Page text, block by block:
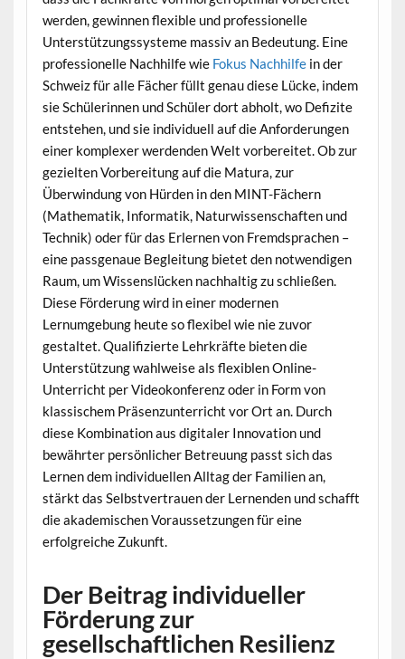
werden, gewinnen flexible und professionelle
Unterstützungssysteme massiv an Bedeutung. Eine
professionelle Nachhilfe wie Fokus Nachhilfein der
Schweiz für alle Fächer füllt genau diese Lücke, indem
sie Schülerinnen und Schüler dort abholt, wo Defizite
entstehen, und sie individuell auf die Anforderungen
einer komplexer werdenden Welt vorbereitet. Ob zur
gezielten Vorbereitung auf die Matura, zur
Überwindung von Hürden in den MINT-Fächern
(Mathematik, Informatik, Naturwissenschaften und
Technik) oder für das Erlernen von Fremdsprachen –
eine passgenaue Begleitung bietet den notwendigen
Raum, um Wissenslücken nachhaltig zu schließen.
Diese Förderung wird in einer modernen
Lernumgebung heute so flexibel wie nie zuvor
gestaltet. Qualifizierte Lehrkräfte bieten die
Unterstützung wahlweise als flexiblen Online-
Unterricht per Videokonferenz oder in Form von
klassischem Präsenzunterricht vor Ort an. Durch
diese Kombination aus digitaler Innovation und
bewährter persönlicher Betreuung passt sich das
Lernen dem individuellen Alltag der Familien an,
stärkt das Selbstvertrauen der Lernenden und schafft
die akademischen Voraussetzungen für eine
erfolgreiche Zukunft.
Der Beitrag individueller
Förderung zur
gesellschaftlichen Resilienz